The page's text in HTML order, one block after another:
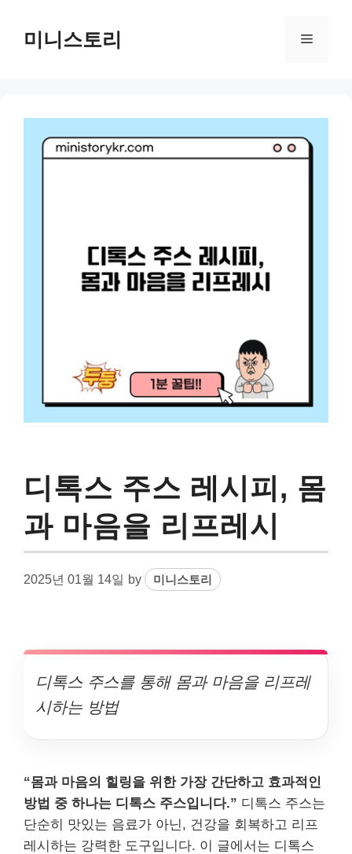
content미니스토리 Menu
디톡스 주스 레시피, 몸
과 마음을 리프레시
2025년 01월 14일 by 미니스토리
디톡스 주스를 통해 몸과 마음을 리프레
시하는 방법
“몸과 마음의 힐링을 위한 가장 간단하고 효과적인
방법 중 하나는 디톡스 주스입니다.” 디톡스 주스는
단순히 맛있는 음료가 아닌, 건강을 회복하고 리프
레시하는 강력한 도구입니다. 이 글에서는 디톡스